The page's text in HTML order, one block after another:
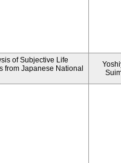
of Subjective Life
from Japanese National